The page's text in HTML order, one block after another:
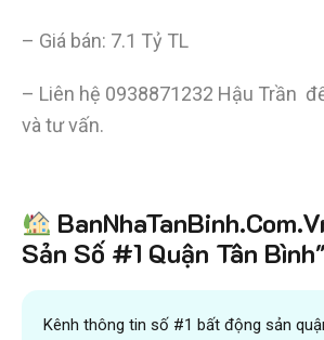
– Giá bán: 7.1 Tỷ TL
– Liên hệ 0938871232 Hậu Trần
và tư vấn.
Tiết kiệmhơn 90% thời gian , mua bán
và kiếm được nhiều tiền hơn với sự trợ
đội ngũ chuyên gia VICTORY REAL
Trên 10.500 Khách Hàng
Nhanh
Sản Số #1 Quận Tân Bình"
Kênh thông tin số #1 bất động sản